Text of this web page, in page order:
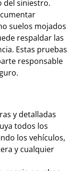
del siniestro.
suelos mojados
respaldar las
Estas pruebas
responsable
y detalladas
todos los
los vehículos,
y cualquier